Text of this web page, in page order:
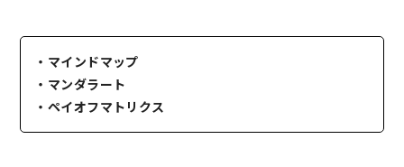
・マインドマップ
・マンダラート
・ペイオフマトリクス